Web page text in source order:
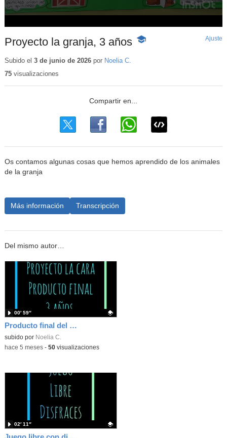
Proyecto la granja, 3 años -
Ajuste
Subido el 3 de junio de 2026por Noelia C.
75visualizaciones
Os contamos algunas cosas que hemos aprendido de los animales
de la granja
Más información Transcripción
Del mismo autor…
Producto final del proyecto "La cara" 3 años. Ceip Francisco de Quevedo
Contenido educativo.
subido por Noelia C.
00′ 59″
-hace 5 meses- 50visualizaciones
02′ 11″